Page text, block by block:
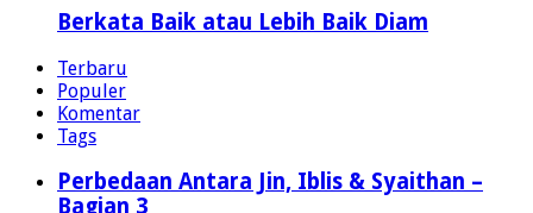
Berkata Baik atau Lebih Baik Diam
Terbaru
Populer
Komentar
Tags
Perbedaan Antara Jin, Iblis & Syaithan –
Bagian 3